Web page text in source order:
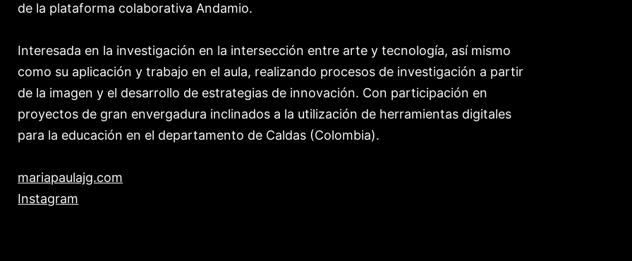
de la plataforma colaborativa Andamio.
Interesada en la investigación en la intersección entre arte y tecnología, así mismo
como su aplicación y trabajo en el aula, realizando procesos de investigación a partir
de la imagen y el desarrollo de estrategias de innovación. Con participación en
proyectos de gran envergadura inclinados a la utilización de herramientas digitales
para la educación en el departamento de Caldas (Colombia).
mariapaulajg.com
Instagram